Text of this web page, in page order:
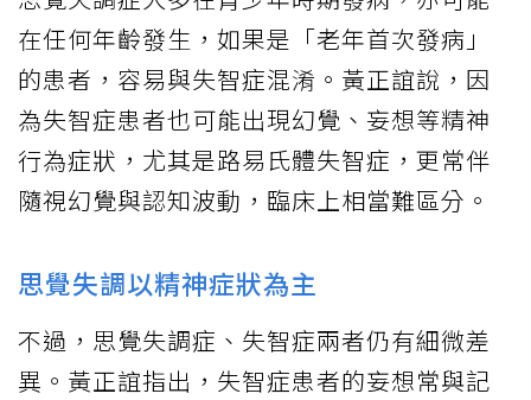
在任何年齡發生，如果是「老年首次發病」
的患者，容易與失智症混淆。黃正誼說，因
為失智症患者也可能出現幻覺、妄想等精神
行為症狀，尤其是路易氏體失智症，更常伴
隨視幻覺與認知波動，臨床上相當難區分。
思覺失調以精神症狀為主
不過，思覺失調症、失智症兩者仍有細微差
異。黃正誼指出，失智症患者的妄想常與記